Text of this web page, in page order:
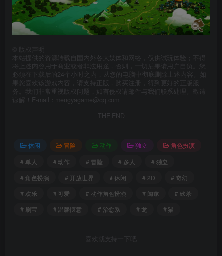
版权声明
本站提供的资源转载自国内外各大媒体和网络，仅供试玩体验；不得
将上述内容用于商业或者非法用途，否则，一切后果请用户自负。您
必须在下载后的24个小时之内，从您的电脑中彻底删除上述内容。如
果您喜欢该游戏内容，请支持正版，购买注册，得到更好的正版服
务。我们非常重视版权问题，如有侵权请邮件与我们联系处理。敬请
谅解！E-mail：mengyagame@qq.com
THE END
休闲 冒险 动作 独立
角色扮演
# 单人
# 动作 # 冒险 # 多人
# 独立
# 角色扮演
# 开放世界 # 休闲 # 2D
# 奇幻
# 欢乐
# 可爱 # 动作角色扮演 # 阖家
# 砍杀
# 刷宝
# 温馨惬意 # 治愈系 # 龙 # 猫
喜欢就支持一下吧